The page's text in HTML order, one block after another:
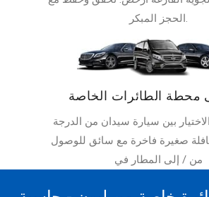
الحجز المبكر.
محطة الطائرات الخاصة
بين سيارة سيدان من الدرجة
صغيرة فاخرة مع سائق للوصول
من / إلى المطار في